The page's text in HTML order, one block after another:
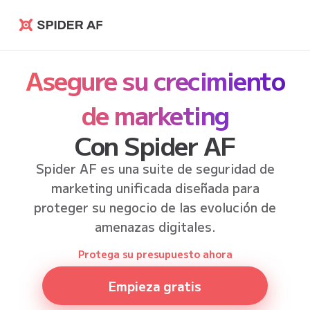
Spider AF
Asegure su crecimiento
de marketing
Con Spider AF
Spider AF es una suite de seguridad de
marketing unificada diseñada para
proteger su negocio de las evolución de
amenazas digitales.
Protega su presupuesto ahora
Empieza gratis